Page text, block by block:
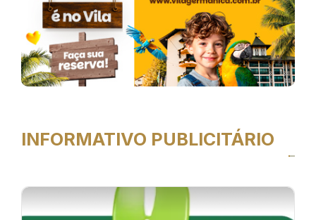
INFORMATIVO PUBLICITÁRIO